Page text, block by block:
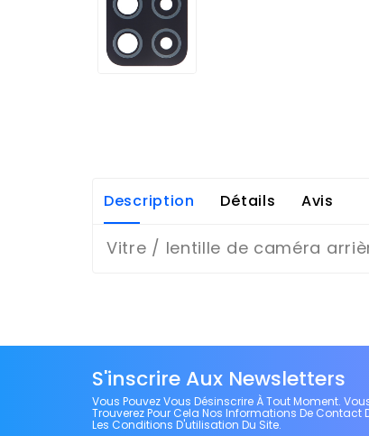
Description Détails Avis
Vitre / lentille de caméra
S'inscrire Aux Newsletters
Vous Pouvez Vous Désinscrire À Tout Moment.
Trouverez Pour Cela Nos Informations De Contact
Les Conditions D'utilisation Du Site.